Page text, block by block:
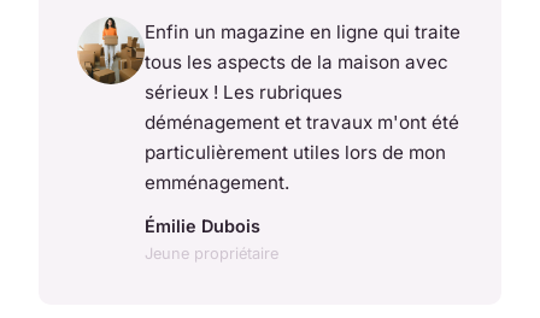
Enfin un magazine en ligne qui traite
tous les aspects de la maison avec
sérieux ! Les rubriques
déménagement et travaux m'ont été
particulièrement utiles lors de mon
emménagement.
Émilie Dubois
Jeune propriétaire